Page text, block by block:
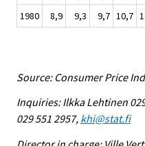
1980
8,9 9,3 9,7 10,7
Source: Consumer Price
Inquiries: Ilkka Lehtinen
029 551 2957, khi@stat.fi